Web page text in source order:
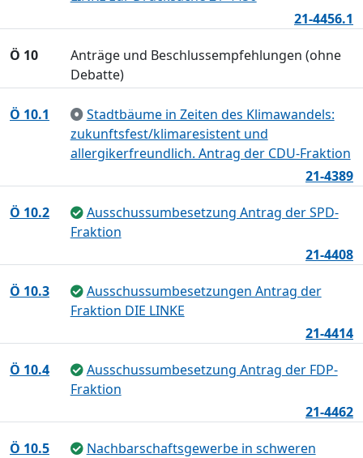
21-4456.1
Ö 10
Anträge und Beschlussempfehlungen (ohne
Debatte)
Ö 10.1
Stadtbäume in Zeiten des Klimawandels:
zukunftsfest/klimaresistent und
allergikerfreundlich. Antrag der CDU-Fraktion
21-4389
Ö 10.2
Ausschussumbesetzung Antrag der SPD-
Fraktion
21-4408
Ö 10.3
Ausschussumbesetzungen Antrag der
Fraktion DIE LINKE
21-4414
Ö 10.4
Ausschussumbesetzung Antrag der FDP-
Fraktion
21-4462
Ö 10.5
Nachbarschaftsgewerbe in schweren